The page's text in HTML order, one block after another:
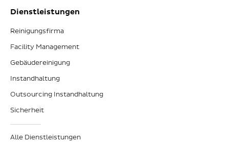
Dienstleistungen
Reinigungsfirma
Facility Management
Gebäudereinigung
Instandhaltung
Outsourcing Instandhaltung
Sicherheit
Alle Dienstleistungen